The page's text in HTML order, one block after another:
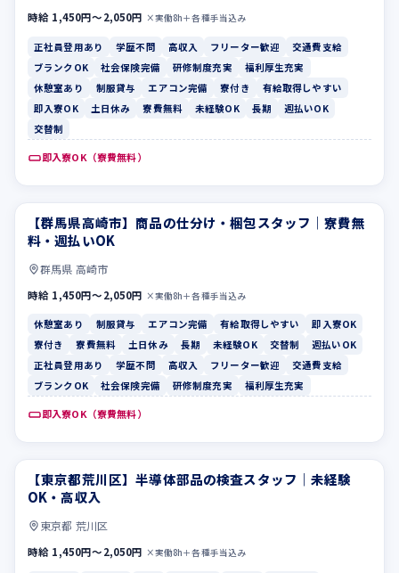
時給 1,450円〜2,050円 ×実働8h＋各種手当込み
正社員登用あり 学歴不問 高収入 フリーター歓迎
交通費支給
ブランクOK
社会保険完備 研修制度充実
福利厚生充実
休憩室あり
制服貸与 エアコン完備 寮付き
有給取得しやすい
即入寮OK
土日休み 寮費無料 未経験OK 長期
週払いOK
交替制
即入寮OK（寮費無料）
休憩室あり 制服貸与
【群馬県高崎市】商品の仕分け・梱包スタッフ｜寮費無
料・週払いOK
群馬県 高崎市
時給 1,450円〜2,050円 ×実働8h＋各種手当込み
休憩室あり 制服貸与 エアコン完備 有給取得しやすい
即入寮OK
寮付き
寮費無料 土日休み 長期 未経験OK 交替制
週払いOK
正社員登用あり
学歴不問 高収入 フリーター歓迎
交通費支給
ブランクOK
社会保険完備 研修制度充実 福利厚生充実
即入寮OK（寮費無料）
寮費無料 土日休み
【東京都荒川区】半導体部品の検査スタッフ｜未経験
OK・高収入
東京都 荒川区
時給 1,450円〜2,050円 ×実働8h＋各種手当込み